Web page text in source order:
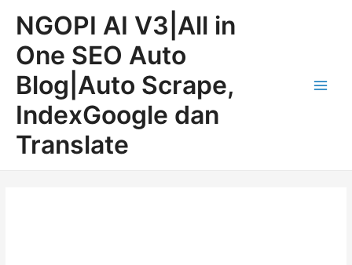
NGOPI AI V3|All in
One SEO Auto
Blog|Auto Scrape,
IndexGoogle dan
Translate
navigation